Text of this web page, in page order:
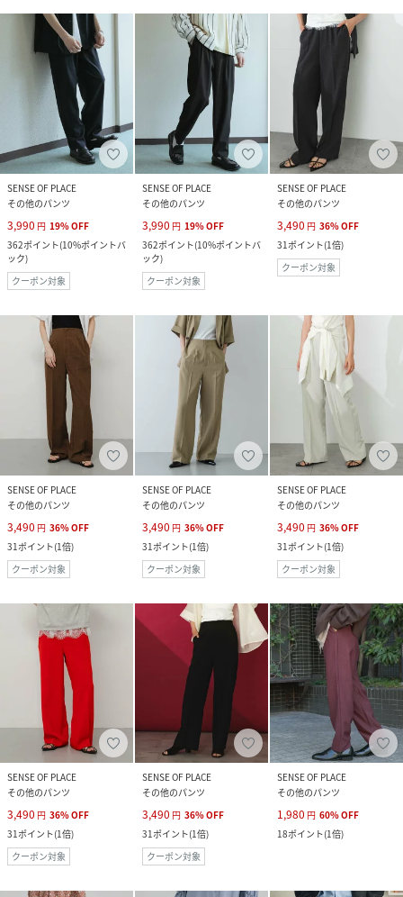
SENSE OF PLACE
その他のパンツ
3,990 円 19%OFF
362ポイント(10%ポイントバ
ック)
クーポン対象
SENSE OF PLACE
その他のパンツ
3,990 円 19%OFF
362ポイント(10%ポイントバ
ック)
クーポン対象
SENSE OF PLACE
その他のパンツ
3,490 円 36%OFF
31ポイント(1倍)
クーポン対象
SENSE OF PLACE
その他のパンツ
3,490 円 36%OFF
31ポイント(1倍)
クーポン対象
SENSE OF PLACE
その他のパンツ
3,490 円 36%OFF
31ポイント(1倍)
クーポン対象
SENSE OF PLACE
その他のパンツ
3,490 円 36%OFF
31ポイント(1倍)
クーポン対象
SENSE OF PLACE
その他のパンツ
3,490 円 36%OFF
31ポイント(1倍)
クーポン対象
SENSE OF PLACE
その他のパンツ
3,490 円 36%OFF
31ポイント(1倍)
クーポン対象
SENSE OF PLACE
その他のパンツ
1,980 円 60%OFF
18ポイント(1倍)